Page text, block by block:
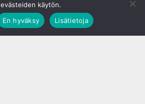
evästeiden käytön.
En hyväksy Lisätietoja